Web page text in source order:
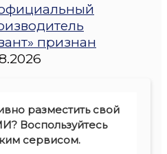
признан
разместить свой
Воспользуйтесь
сервисом.